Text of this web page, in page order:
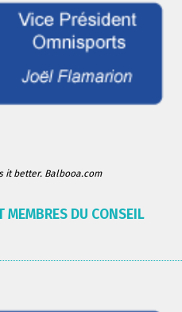
it better. Balbooa.com
MEMBRES DU CONSEIL